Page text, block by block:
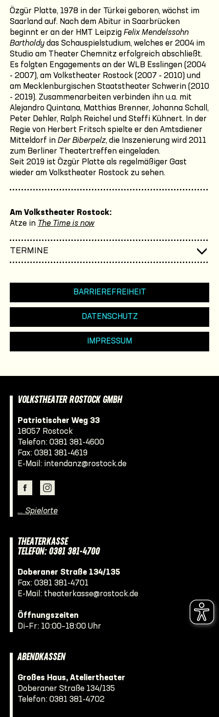
Özgür Platte, 1978 in der Türkei geboren, wächst im
Saarland auf. Nach dem Abitur in Saarbrücken
beginnt er an der HMT Leipzig Felix Mendelssohn
Bartholdy das Schauspielstudium, welches er 2004 im
Studio am Theater Chemnitz erfolgreich abschließt.
Es folgten Engagements an der WLB Esslingen (2004
- 2007), am Volkstheater Rostock (2007 - 2010) und
am Mecklenburgischen Staatstheater Schwerin (2010
- 2019). Zusammenarbeiten verbinden ihn u.a. mit
Alejandro Quintana, Matthias Brenner, Johanna Schall,
Peter Dehler, Ralph Reichel und Steffi Kühnert. In der
Regie von Herbert Fritsch spielte er den Amtsdiener
Mitteldorf in Der Biberpelz, die Inszenierung wird 2011
zum Berliner Theatertreffen eingeladen.
Seit 2019 ist Özgür Platte als regelmäßiger Gast
wieder am Volkstheater Rostock zu sehen.
Am Volkstheater Rostock:
Atze in The Time is now
TERMINE
BARRIEREFREIHEIT
DATENSCHUTZ
IMPRESSUM
VOLKSTHEATER ROSTOCK GMBH
Patriotischer Weg 33
18057 Rostock
Telefon: 0381 381-4600
Fax: 0381 381-4619
E-Mail: intendanz@rostock.de
… Spielorte
THEATERKASSE
TELEFON: 0381 381-4700
Doberaner Straße 134/135
Fax: 0381 381-4701
E-Mail: theaterkasse@rostock.de
Öffnungszeiten
Di–Fr: 10:00–18:00 Uhr
ABENDKASSEN
Großes Haus, Ateliertheater
Doberaner Straße 134/135
Telefon: 0381 381-4702